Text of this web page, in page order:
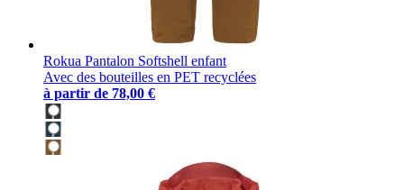
Rokua Pantalon Softshell enfant
Avec des bouteilles en PET recyclées
à partir de 78,00 €